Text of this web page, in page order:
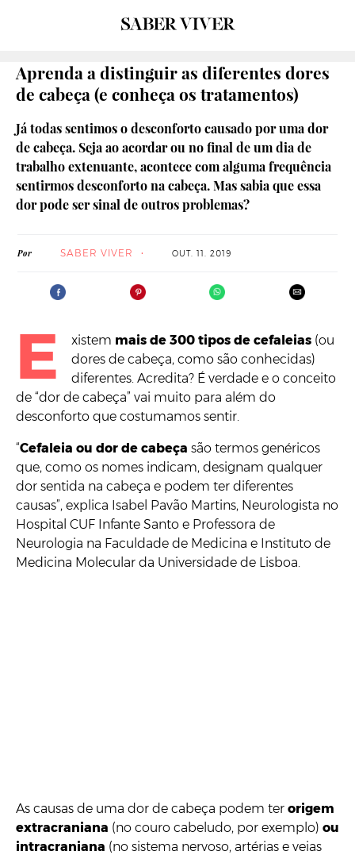
Aprenda a distinguir as diferentes dores
de cabeça (e conheça os tratamentos)
Já todas sentimos o desconforto causado por uma dor
de cabeça. Seja ao acordar ou no final de um dia de
trabalho extenuante, acontece com alguma frequência
sentirmos desconforto na cabeça. Mas sabia que essa
dor pode ser sinal de outros problemas?
Por SABER VIVER OUT. 11. 2019
E xistem mais de 300 tipos de cefaleias (ou
dores de cabeça, como são conhecidas)
diferentes. Acredita? É verdade e o conceito
de “dor de cabeça” vai muito para além do
desconforto que costumamos sentir.
“Cefaleia ou dor de cabeça são termos genéricos
que, como os nomes indicam, designam qualquer
dor sentida na cabeça e podem ter diferentes
causas”, explica Isabel Pavão Martins, Neurologista no
Hospital CUF Infante Santo e Professora de
Neurologia na Faculdade de Medicina e Instituto de
Medicina Molecular da Universidade de Lisboa.
As causas de uma dor de cabeça podem ter origem
extracraniana (no couro cabeludo, por exemplo) ou
intracraniana (no sistema nervoso, artérias e veias